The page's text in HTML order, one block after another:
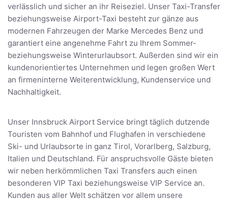
verlässlich und sicher an ihr Reiseziel. Unser Taxi-Transfer
beziehungsweise Airport-Taxi besteht zur gänze aus
modernen Fahrzeugen der Marke Mercedes Benz und
garantiert eine angenehme Fahrt zu Ihrem Sommer-
beziehungsweise Winterurlaubsort. Außerden sind wir ein
kundenorientiertes Unternehmen und legen großen Wert
an firmeninterne Weiterentwicklung, Kundenservice und
Nachhaltigkeit.
Unser Innsbruck Airport Service bringt täglich dutzende
Touristen vom Bahnhof und Flughafen in verschiedene
Ski- und Urlaubsorte in ganz Tirol, Vorarlberg, Salzburg,
Italien und Deutschland. Für anspruchsvolle Gäste bieten
wir neben herkömmlichen Taxi Transfers auch einen
besonderen VIP Taxi beziehungsweise VIP Service an.
Kunden aus aller Welt schätzen vor allem unsere